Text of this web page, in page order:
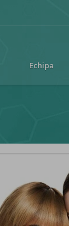
Echipa